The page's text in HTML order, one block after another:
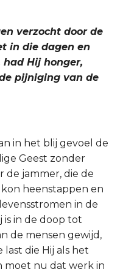
verzocht door de
in die dagen en
Hij honger,
pijniging van de
in het blij gevoel de
Geest zonder
de jammer, die de
heenstappen en
in de
is in de doop tot
de mensen gewijd,
die Hij als het
moet nu dat werk in